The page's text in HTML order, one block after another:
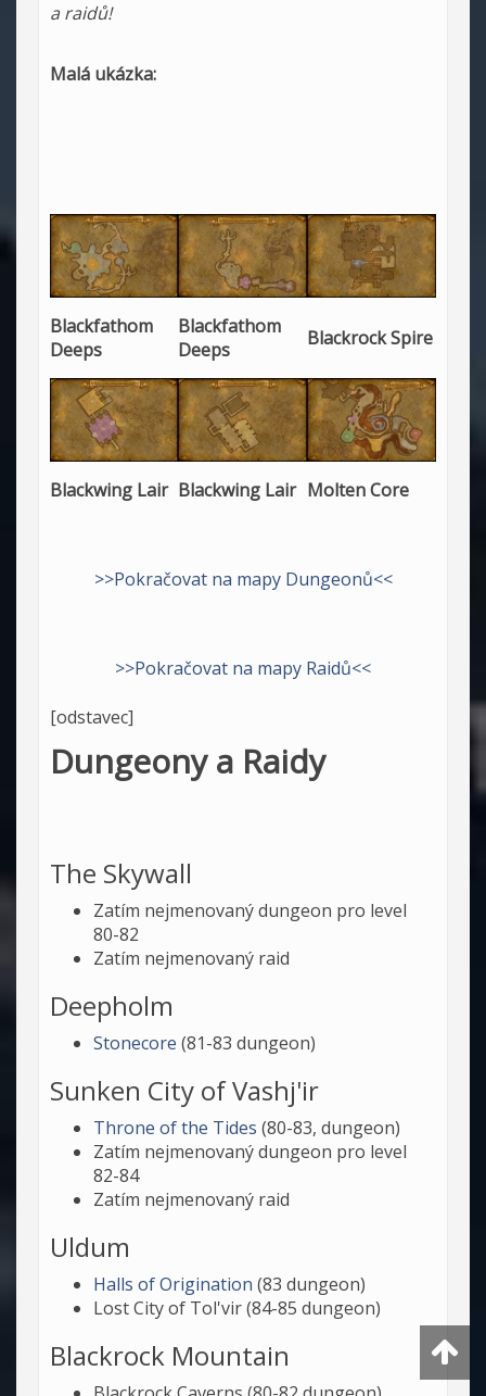
a raidů!
Malá ukázka:
Blackfathom
Deeps
Blackfathom
Deeps
Blackrock Spire
Blackwing Lair Blackwing Lair Molten Core
>>Pokračovat na mapy Dungeonů<<
>>Pokračovat na mapy Raidů<<
[odstavec]
Dungeony a Raidy
The Skywall
Zatím nejmenovaný dungeon pro level
80-82
Zatím nejmenovaný raid
Deepholm
Stonecore (81-83 dungeon)
Sunken City of Vashj'ir
Throne of the Tides (80-83, dungeon)
Zatím nejmenovaný dungeon pro level
82-84
Zatím nejmenovaný raid
Uldum
Halls of Origination (83 dungeon)
Lost City of Tol'vir (84-85 dungeon)
Blackrock Mountain